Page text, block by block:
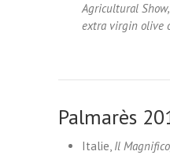
Agricultural
extra virgin olive
Palmarès
Italie, Il